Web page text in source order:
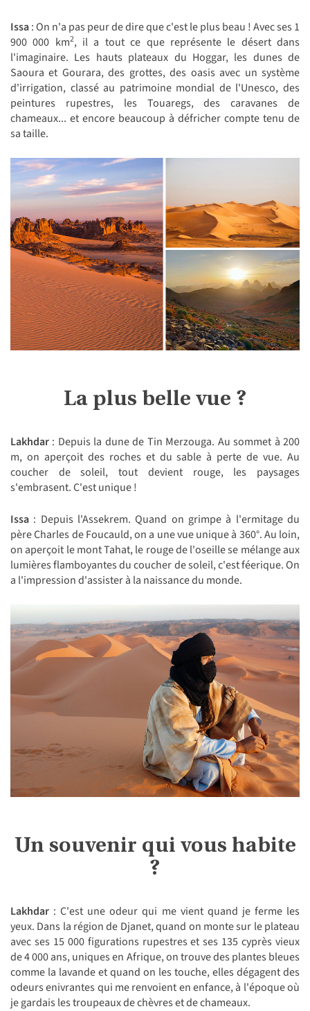
Issa: On n'a pas peur de dire que c'est le plus beau ! Avec ses 1
900 000 km2, il a tout ce que représente le désert dans
l'imaginaire. Les hauts plateaux du Hoggar, les dunes de
Saoura et Gourara, des grottes, des oasis avec un système
d'irrigation, classé au patrimoine mondial de l'Unesco, des
peintures rupestres, les Touaregs, des caravanes de
chameaux... et encore beaucoup à défricher compte tenu de
sa taille.
La plus belle vue ?
Lakhdar : Depuis la dune de Tin Merzouga. Au sommet à 200
m, on aperçoit des roches et du sable à perte de vue. Au
coucher de soleil, tout devient rouge, les paysages
s'embrasent. C'est unique !
Issa : Depuis l'Assekrem. Quand on grimpe à l'ermitage du
père Charles de Foucauld, on a une vue unique à 360°. Au loin,
on aperçoit le mont Tahat, le rouge de l'oseille se mélange aux
lumières flamboyantes du coucher de soleil, c'est féerique. On
a l'impression d'assister à la naissance du monde.
Un souvenir qui vous habite
?
Lakhdar : C'est une odeur qui me vient quand je ferme les
yeux. Dans la région de Djanet, quand on monte sur le plateau
avec ses 15 000 figurations rupestres et ses 135 cyprès vieux
de 4 000 ans, uniques en Afrique, on trouve des plantes bleues
comme la lavande et quand on les touche, elles dégagent des
odeurs enivrantes qui me renvoient en enfance, à l'époque où
je gardais les troupeaux de chèvres et de chameaux.